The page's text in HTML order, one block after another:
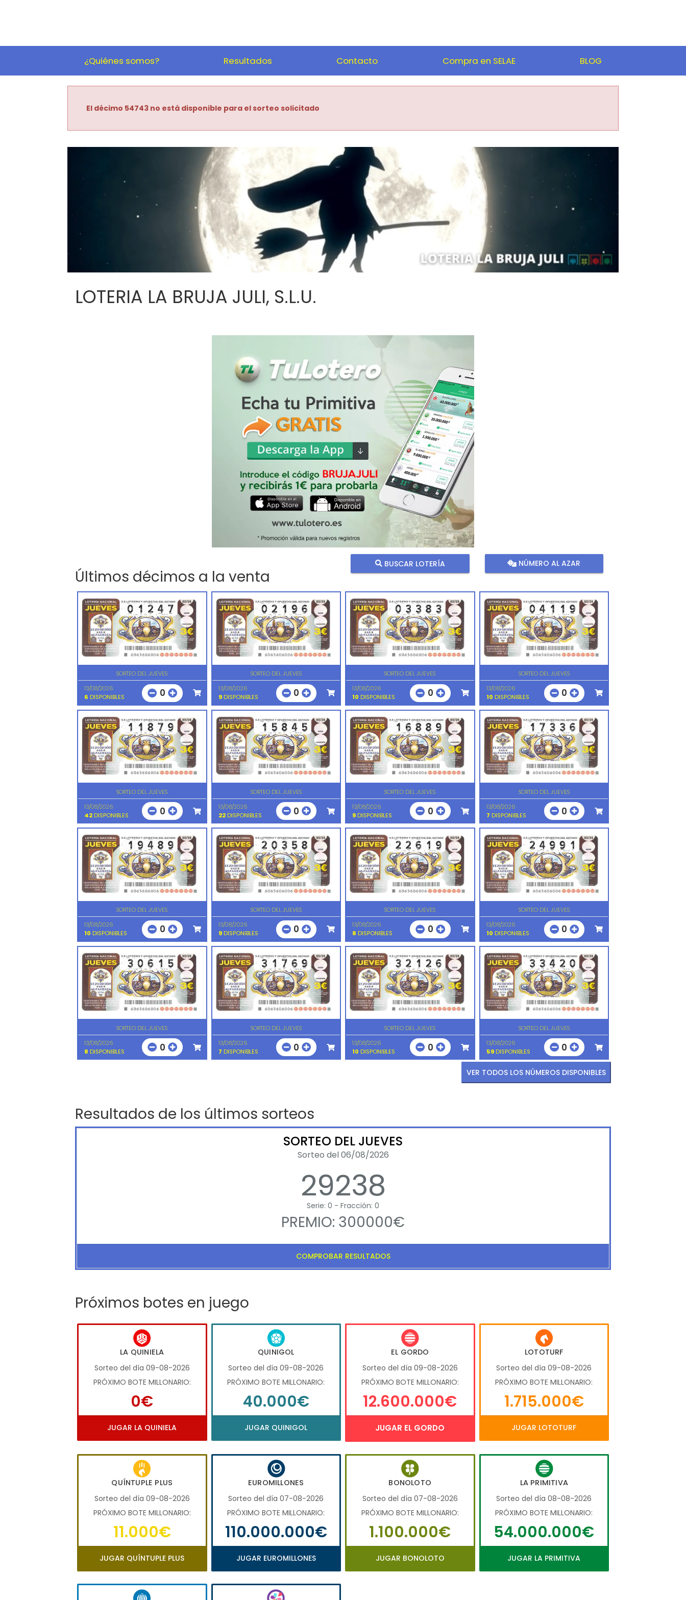
¿Quiénes somos? Resultados Contacto Compra en SELAE BLOG
El décimo 54743 no está disponible para el sorteo solicitado
LOTERIA LA BRUJA JULI, S.L.U.
Últimos décimos a la venta
BUSCAR LOTERÍA NÚMERO AL AZAR
SORTEO DEL JUEVES
13/08/2026
6 DISPONIBLES 0
SORTEO DEL JUEVES
13/08/2026
9DISPONIBLES 0
SORTEO DEL JUEVES
13/08/2026
10 DISPONIBLES 0
SORTEO DEL JUEVES
13/08/2026
10 DISPONIBLES 0
SORTEO DEL JUEVES
13/08/2026
42 DISPONIBLES 0
SORTEO DEL JUEVES
13/08/2026
22DISPONIBLES 0
SORTEO DEL JUEVES
13/08/2026
9 DISPONIBLES 0
SORTEO DEL JUEVES
13/08/2026
7 DISPONIBLES 0
SORTEO DEL JUEVES
13/08/2026
10 DISPONIBLES 0
SORTEO DEL JUEVES
13/08/2026
9DISPONIBLES 0
SORTEO DEL JUEVES
13/08/2026
8 DISPONIBLES 0
SORTEO DEL JUEVES
13/08/2026
10 DISPONIBLES 0
SORTEO DEL JUEVES
13/08/2026
8 DISPONIBLES 0
SORTEO DEL JUEVES
13/08/2026
7 DISPONIBLES 0
SORTEO DEL JUEVES
13/08/2026
10 DISPONIBLES 0
SORTEO DEL JUEVES
13/08/2026
59DISPONIBLES 0
VER TODOS LOS NÚMEROS DISPONIBLES
Resultados de los últimos sorteos
SORTEO DEL JUEVES
Sorteo del 06/08/2026
29238
Serie: 0 - Fracción: 0
PREMIO: 300000€
COMPROBAR RESULTADOS
Próximos botes en juego
LA QUINIELA
Sorteo del día 09-08-2026
PRÓXIMO BOTE MILLONARIO:
0€
JUGAR LA QUINIELA
QUINIGOL
Sorteo del día 09-08-2026
PRÓXIMO BOTE MILLONARIO:
40.000€
JUGAR QUINIGOL
EL GORDO
Sorteo del día 09-08-2026
PRÓXIMO BOTE MILLONARIO:
12.600.000€
JUGAR EL GORDO
LOTOTURF
Sorteo del día 09-08-2026
PRÓXIMO BOTE MILLONARIO:
1.715.000€
JUGAR LOTOTURF
QUÍNTUPLE PLUS
Sorteo del día 09-08-2026
PRÓXIMO BOTE MILLONARIO:
11.000€
JUGAR QUÍNTUPLE PLUS
EUROMILLONES
Sorteo del día 07-08-2026
PRÓXIMO BOTE MILLONARIO:
110.000.000€
JUGAR EUROMILLONES
BONOLOTO
Sorteo del día 07-08-2026
PRÓXIMO BOTE MILLONARIO:
1.100.000€
JUGAR BONOLOTO
LA PRIMITIVA
Sorteo del día 08-08-2026
PRÓXIMO BOTE MILLONARIO:
54.000.000€
JUGAR LA PRIMITIVA